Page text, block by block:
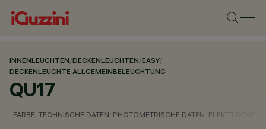
INNENLEUCHTEN/DECKENLEUCHTEN/EASY/
DECKENLEUCHTE ALLGEMEINBELEUCHTUNG
QU17
FARBE TECHNISCHE DATEN PHOTOMETRISCHE DATEN ELEKTRISCHE